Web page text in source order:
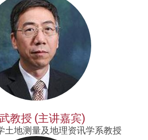
教授 (主讲嘉宾)
土地测量及地理资讯学系教授